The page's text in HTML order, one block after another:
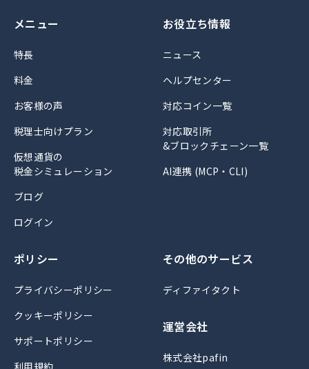
メニュー
特長
料金
お客様の声
税理士向けプラン
仮想通貨の
税金シミュレーション
ブログ
ログイン
お役立ち情報
ニュース
ヘルプセンター
対応コイン一覧
対応取引所
&ブロックチェーン一覧
AI連携 (MCP・CLI)
ポリシー
プライバシーポリシー
クッキーポリシー
サポートポリシー
利用規約
その他のサービス
ディファイタクト
運営会社
株式会社pafin